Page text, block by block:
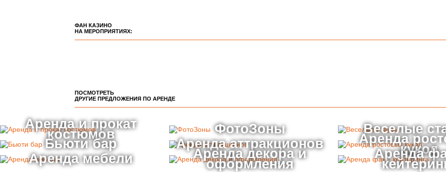
ФАН КАЗИНО
НА МЕРОПРИЯТИЯХ:
ПОСМОТРЕТЬ
ДРУГИЕ ПРЕДЛОЖЕНИЯ ПО АРЕНДЕ
Аренда и прокат
костюмов ФотоЗоны Веселые
Бьюти бар
Аренда аттракционов Аренда
кукол
Аренда мебели
Аренда декора и
оформления
Аренда